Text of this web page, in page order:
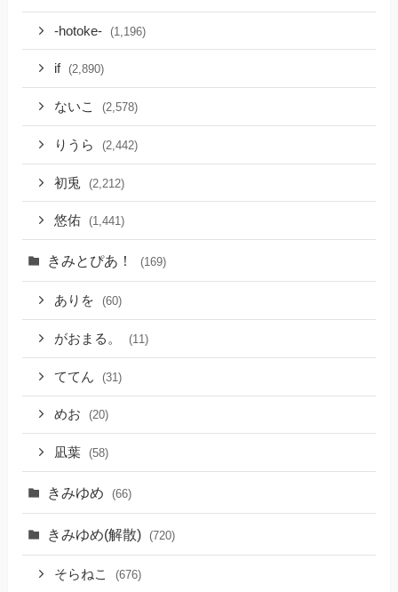
-hotoke- (1,196)
if (2,890)
ないこ (2,578)
りうら (2,442)
初兎 (2,212)
悠佑 (1,441)
きみとぴあ！ (169)
ありを (60)
がおまる。 (11)
ててん (31)
めお (20)
凪葉 (58)
きみゆめ (66)
きみゆめ(解散) (720)
そらねこ (676)